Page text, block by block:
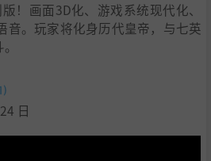
！画面3D化、游戏系统现代化、
音。玩家将化身历代皇帝，与七英
日